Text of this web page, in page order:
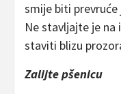
smije biti
Ne stavljajte je na
staviti blizu
Zalijte pšenicu